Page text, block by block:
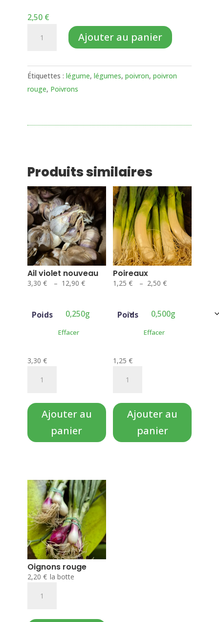
2,50 €
rouge
Ajouter au panier
Étiquettes : légume, légumes, poivron, poivron
rouge, Poivrons
Produits similaires
Ail violet nouveau
3,30 € – 12,90 €
3,30 €
Poids
Effacer
3,30 €
violetAjouter au
panier
Poireaux
1,25 € – 2,50 €
1,25 €
Poids
Effacer
1,25 €
Ajouter au
panier
Oignons rouge
2,20 € la botte